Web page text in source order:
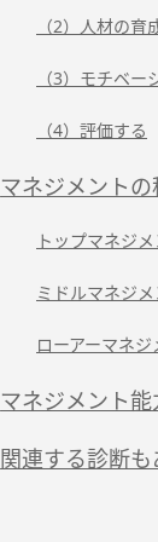
（2）人材の育
（3）モチベ
（4）評価する
マネジメント
トップマネジメ
ミドルマネジメ
ローアーマネジ
マネジメント
関連する診断も